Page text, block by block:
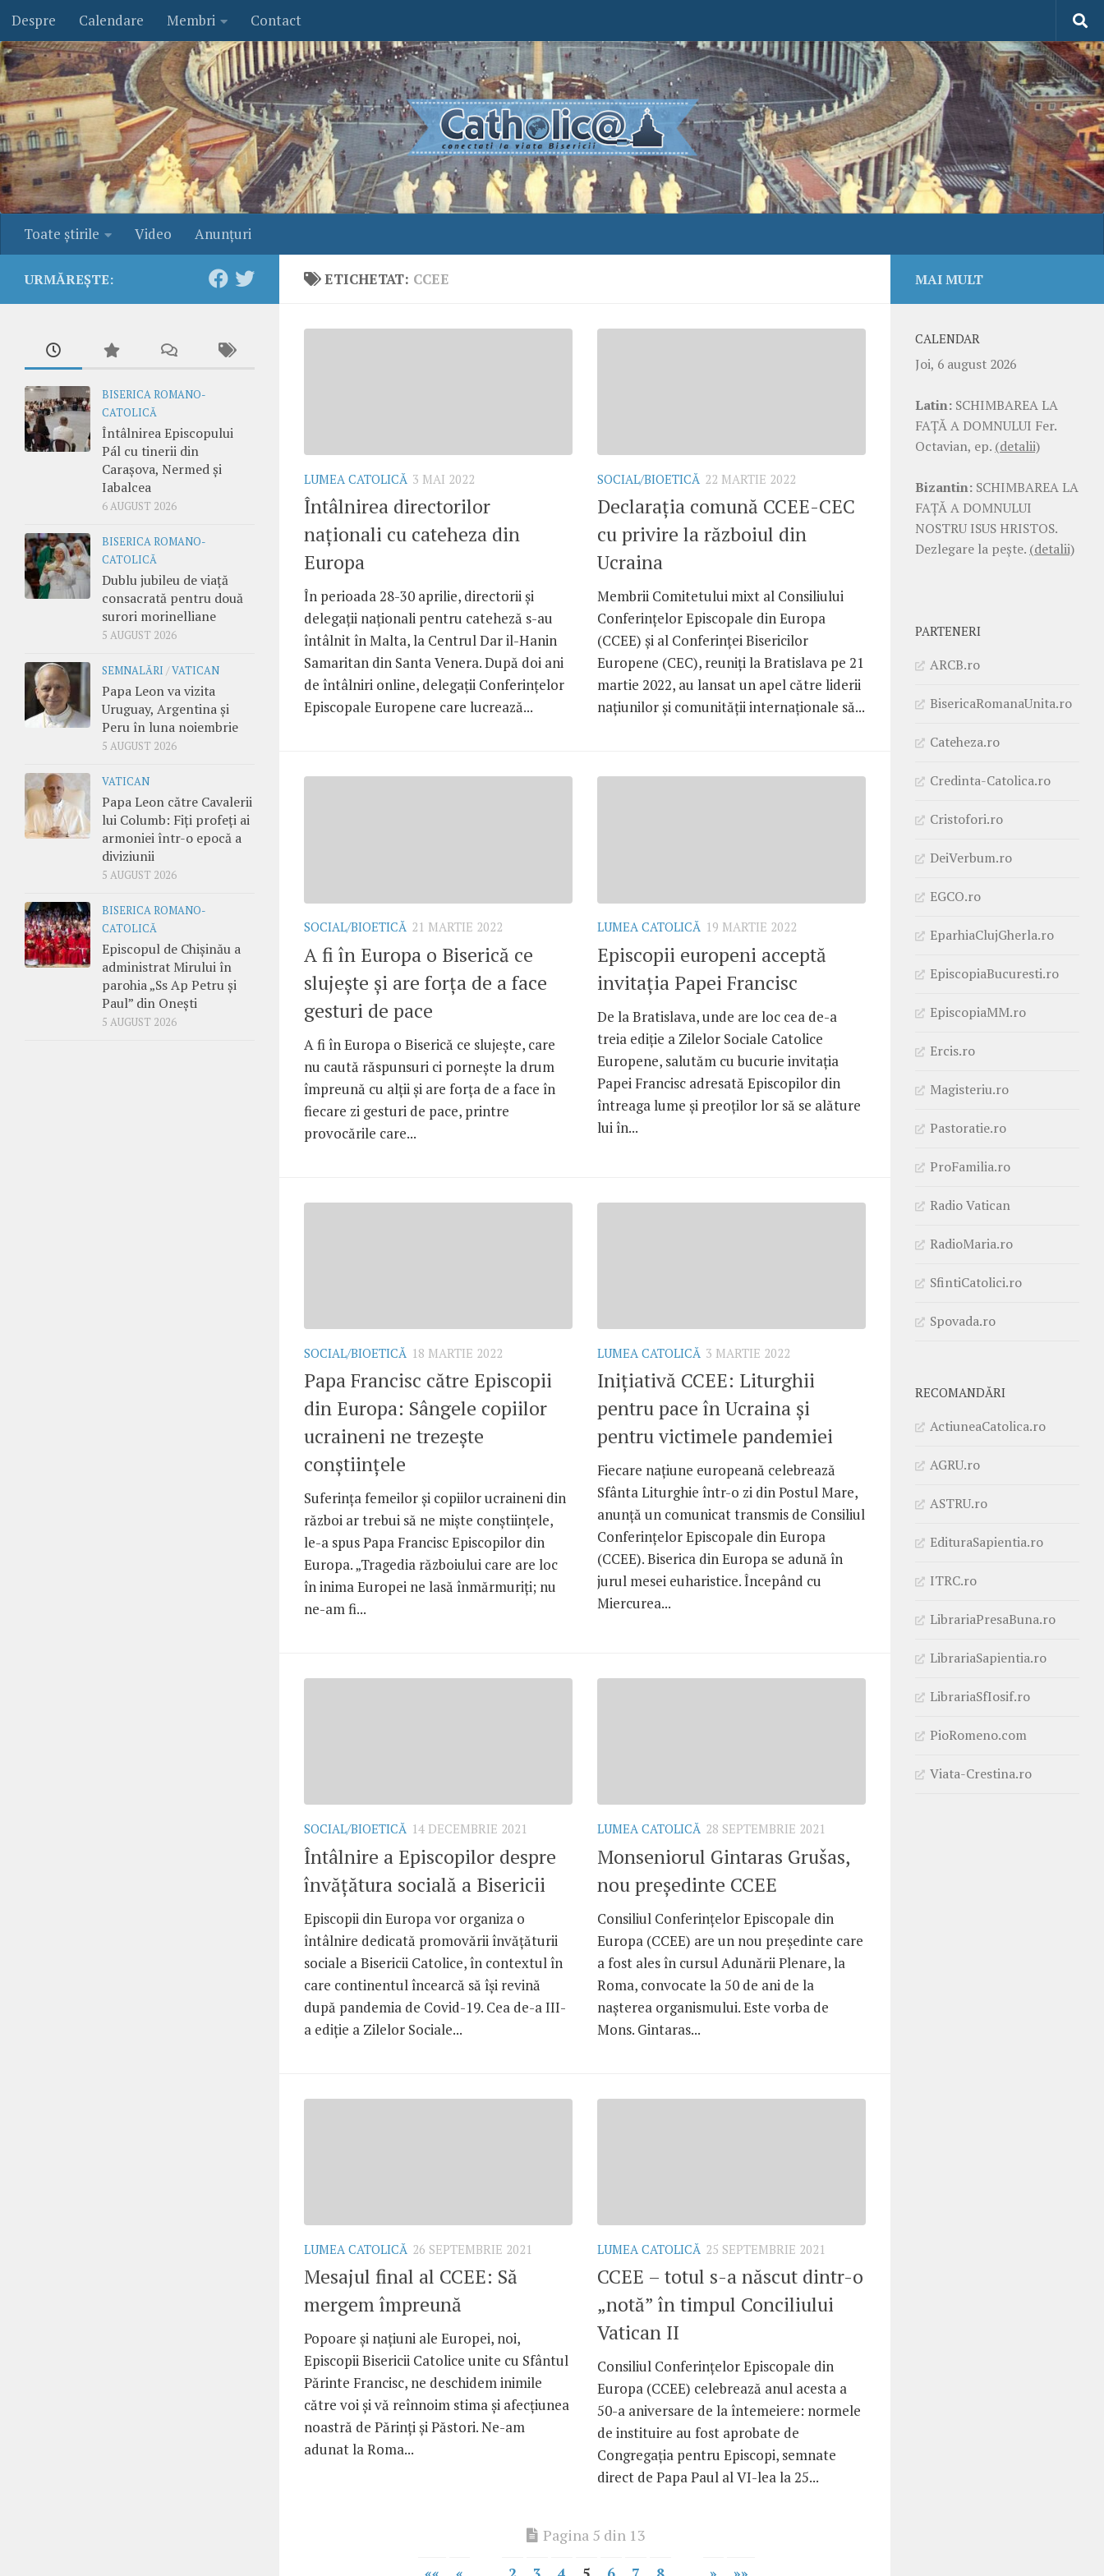
Skip to content
Despre Calendare Membri Contact
Toate ştirile Video Anunţuri
ETICHETAT: CCEE
LUMEA CATOLICĂ 3 MAI 2022
Întâlnirea directorilor
naționali cu cateheza din
Europa
În perioada 28-30 aprilie, directorii și
delegații naționali pentru cateheză s-au
întâlnit în Malta, la Centrul Dar il-Hanin
Samaritan din Santa Venera. După doi ani
de întâlniri online, delegații Conferințelor
Episcopale Europene care lucrează...
SOCIAL/BIOETICĂ 22 MARTIE 2022
Declarația comună CCEE-CEC
cu privire la războiul din
Ucraina
Membrii Comitetului mixt al Consiliului
Conferințelor Episcopale din Europa
(CCEE) și al Conferinței Bisericilor
Europene (CEC), reuniți la Bratislava pe 21
martie 2022, au lansat un apel către liderii
națiunilor și comunității internaționale să...
SOCIAL/BIOETICĂ 21 MARTIE 2022
A fi în Europa o Biserică ce
slujește și are forța de a face
gesturi de pace
A fi în Europa o Biserică ce slujește, care
nu caută răspunsuri ci pornește la drum
împreună cu alții și are forța de a face în
fiecare zi gesturi de pace, printre
provocările care...
LUMEA CATOLICĂ 19 MARTIE 2022
Episcopii europeni acceptă
invitația Papei Francisc
De la Bratislava, unde are loc cea de-a
treia ediție a Zilelor Sociale Catolice
Europene, salutăm cu bucurie invitația
Papei Francisc adresată Episcopilor din
întreaga lume și preoților lor să se alăture
lui în...
SOCIAL/BIOETICĂ 18 MARTIE 2022
Papa Francisc către Episcopii
din Europa: Sângele copiilor
ucraineni ne trezește
conștiințele
Suferința femeilor și copiilor ucraineni din
război ar trebui să ne miște conștiințele,
le-a spus Papa Francisc Episcopilor din
Europa. „Tragedia războiului care are loc
în inima Europei ne lasă înmărmuriți; nu
ne-am fi...
LUMEA CATOLICĂ 3 MARTIE 2022
Inițiativă CCEE: Liturghii
pentru pace în Ucraina și
pentru victimele pandemiei
Fiecare națiune europeană celebrează
Sfânta Liturghie într-o zi din Postul Mare,
anunță un comunicat transmis de Consiliul
Conferințelor Episcopale din Europa
(CCEE). Biserica din Europa se adună în
jurul mesei euharistice. Începând cu
Miercurea...
SOCIAL/BIOETICĂ 14 DECEMBRIE 2021
Întâlnire a Episcopilor despre
învățătura socială a Bisericii
Episcopii din Europa vor organiza o
întâlnire dedicată promovării învățăturii
sociale a Bisericii Catolice, în contextul în
care continentul încearcă să își revină
după pandemia de Covid-19. Cea de-a III-
a ediție a Zilelor Sociale...
LUMEA CATOLICĂ 28 SEPTEMBRIE 2021
Monseniorul Gintaras Grušas,
nou președinte CCEE
Consiliul Conferințelor Episcopale din
Europa (CCEE) are un nou președinte care
a fost ales în cursul Adunării Plenare, la
Roma, convocate la 50 de ani de la
nașterea organismului. Este vorba de
Mons. Gintaras...
LUMEA CATOLICĂ 26 SEPTEMBRIE 2021
Mesajul final al CCEE: Să
mergem împreună
Popoare și națiuni ale Europei, noi,
Episcopii Bisericii Catolice unite cu Sfântul
Părinte Francisc, ne deschidem inimile
către voi și vă reînnoim stima și afecțiunea
noastră de Părinți și Păstori. Ne-am
adunat la Roma...
LUMEA CATOLICĂ 25 SEPTEMBRIE 2021
CCEE – totul s-a născut dintr-o
„notă” în timpul Conciliului
Vatican II
Consiliul Conferințelor Episcopale din
Europa (CCEE) celebrează anul acesta a
50-a aniversare de la întemeiere: normele
de instituire au fost aprobate de
Congregația pentru Episcopi, semnate
direct de Papa Paul al VI-lea la 25...
Pagina 5 din 13
URMĂREȘTE:
BISERICA ROMANO-
CATOLICĂ
Întâlnirea Episcopului
Pál cu tinerii din
Carașova, Nermed și
Iabalcea
6 AUGUST 2026
BISERICA ROMANO-
CATOLICĂ
Dublu jubileu de viață
consacrată pentru două
surori morinelliane
5 AUGUST 2026
SEMNALĂRI /VATICAN
Papa Leon va vizita
Uruguay, Argentina și
Peru în luna noiembrie
5 AUGUST 2026
VATICAN
Papa Leon către Cavalerii
lui Columb: Fiți profeți ai
armoniei într-o epocă a
diviziunii
5 AUGUST 2026
BISERICA ROMANO-
CATOLICĂ
Episcopul de Chișinău a
administrat Mirului în
parohia „Ss Ap Petru și
Paul” din Onești
5 AUGUST 2026
MAI MULT
CALENDAR
Joi, 6 august 2026
Latin: SCHIMBAREA LA
FAŢĂ A DOMNULUI Fer.
Octavian, ep. (detalii)
Bizantin: SCHIMBAREA LA
FAŢĂ A DOMNULUI
NOSTRU ISUS HRISTOS.
Dezlegare la pește. (detalii)
PARTENERI
ARCB.ro
BisericaRomanaUnita.ro
Cateheza.ro
Credinta-Catolica.ro
Cristofori.ro
DeiVerbum.ro
EGCO.ro
EparhiaClujGherla.ro
EpiscopiaBucuresti.ro
EpiscopiaMM.ro
Ercis.ro
Magisteriu.ro
Pastoratie.ro
ProFamilia.ro
Radio Vatican
RadioMaria.ro
SfintiCatolici.ro
Spovada.ro
RECOMANDĂRI
ActiuneaCatolica.ro
AGRU.ro
ASTRU.ro
EdituraSapientia.ro
ITRC.ro
LibrariaPresaBuna.ro
LibrariaSapientia.ro
LibrariaSfIosif.ro
PioRomeno.com
Viata-Crestina.ro